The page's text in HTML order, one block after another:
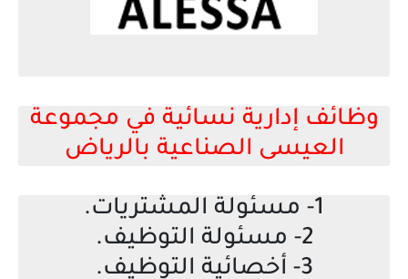
وظائف إدارية نسائية في مجموعة
العيسى الصناعية بالرياض
1- مسئولة المشتريات.
2- مسئولة التوظيف.
3- أخصائية التوظيف.